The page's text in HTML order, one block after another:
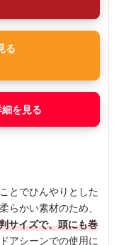
る
を見る
とでひんやりとした
らかい素材のため、
サイズで、頭にも巻
アシーンでの使用に